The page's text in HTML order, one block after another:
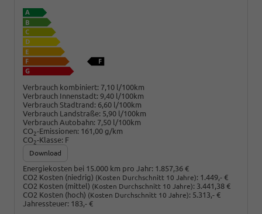
Verbrauch kombiniert: 7,10 l/100km
Verbrauch Innenstadt: 9,40 l/100km
Verbrauch Stadtrand: 6,60 l/100km
Verbrauch Landstraße: 5,90 l/100km
Verbrauch Autobahn: 7,50 l/100km
CO2-Emissionen: 161,00 g/km
CO2-Klasse: F
Download
Energiekosten bei 15.000 km pro Jahr: 1.857,36 €
CO2 Kosten (niedrig) (Kosten Durchschnitt 10 Jahre): 1.449,- €
CO2 Kosten (mittel) (Kosten Durchschnitt 10 Jahre): 3.441,38 €
CO2 Kosten (hoch) (Kosten Durchschnitt 10 Jahre): 5.313,- €
Jahressteuer: 183,- €